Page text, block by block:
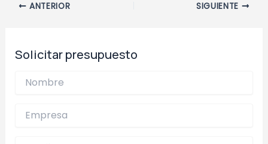
Navegación
ANTERIOR SIGUIENTE
Solicitar presupuesto